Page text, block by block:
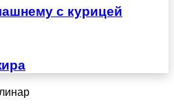
с курицей